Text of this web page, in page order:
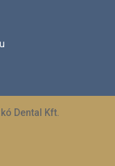
Dental Kft.